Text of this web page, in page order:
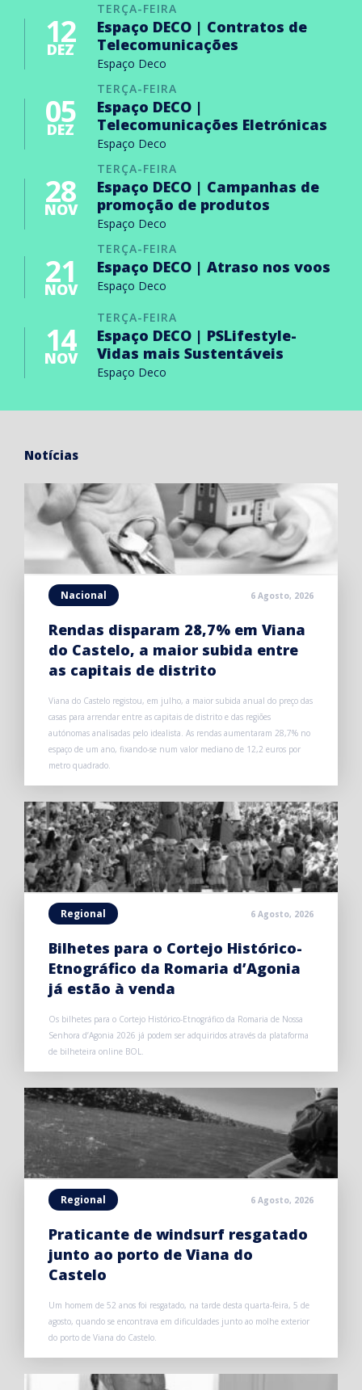
TERÇA-FEIRA
12
DEZ
Espaço DECO | Contratos de
Telecomunicações
Espaço Deco
TERÇA-FEIRA
05
DEZ
Espaço DECO |
Telecomunicações Eletrónicas
Espaço Deco
TERÇA-FEIRA
28
NOV
Espaço DECO | Campanhas de
promoção de produtos
Espaço Deco
TERÇA-FEIRA
21
NOV
Espaço DECO | Atraso nos voos
Espaço Deco
TERÇA-FEIRA
14
NOV
Espaço DECO | PSLifestyle-
Vidas mais Sustentáveis
Espaço Deco
Notícias
Nacional 6 Agosto, 2026
Rendas disparam 28,7% em Viana
do Castelo, a maior subida entre
as capitais de distrito
Viana do Castelo registou, em julho, a maior subida anual do preço das
casas para arrendar entre as capitais de distrito e das regiões
autónomas analisadas pelo idealista. As rendas aumentaram 28,7% no
espaço de um ano, fixando-se num valor mediano de 12,2 euros por
metro quadrado.
Regional 6 Agosto, 2026
Bilhetes para o Cortejo Histórico-
Etnográfico da Romaria d’Agonia
já estão à venda
Os bilhetes para o Cortejo Histórico-Etnográfico da Romaria de Nossa
Senhora d’Agonia 2026 já podem ser adquiridos através da plataforma
de bilheteira online BOL.
Regional 6 Agosto, 2026
Praticante de windsurf resgatado
junto ao porto de Viana do
Castelo
Um homem de 52 anos foi resgatado, na tarde desta quarta-feira, 5 de
agosto, quando se encontrava em dificuldades junto ao molhe exterior
do porto de Viana do Castelo.